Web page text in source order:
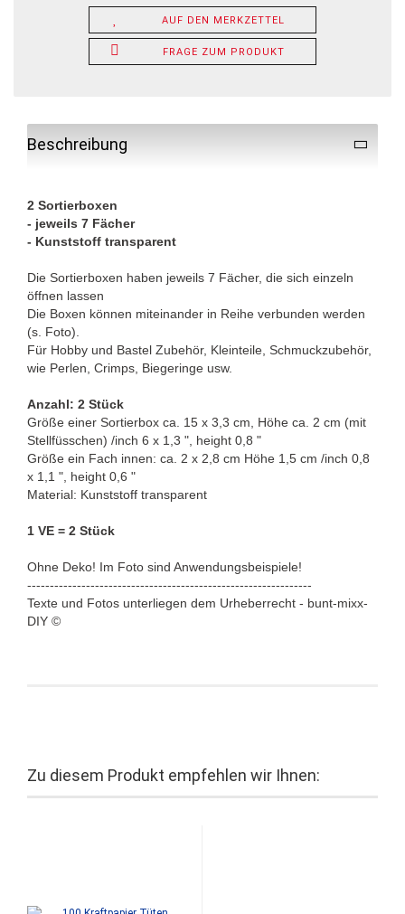
AUF DEN MERKZETTEL
FRAGE ZUM PRODUKT
Beschreibung
2 Sortierboxen
- jeweils 7 Fächer
- Kunststoff transparent
Die Sortierboxen haben jeweils 7 Fächer, die sich einzeln
öffnen lassen
Die Boxen können miteinander in Reihe verbunden werden
(s. Foto).
Für Hobby und Bastel Zubehör, Kleinteile, Schmuckzubehör,
wie Perlen, Crimps, Biegeringe usw.
Anzahl: 2 Stück
Größe einer Sortierbox ca. 15 x 3,3 cm, Höhe ca. 2 cm (mit
Stellfüsschen) /inch 6 x 1,3 ", height 0,8 "
Größe ein Fach innen: ca. 2 x 2,8 cm Höhe 1,5 cm /inch 0,8
x 1,1 ", height 0,6 "
Material: Kunststoff transparent
1 VE = 2 Stück
Ohne Deko! Im Foto sind Anwendungsbeispiele!
---------------------------------------------------------------
Texte und Fotos unterliegen dem Urheberrecht - bunt-mixx-
DIY ©
Zu diesem Produkt empfehlen wir Ihnen: